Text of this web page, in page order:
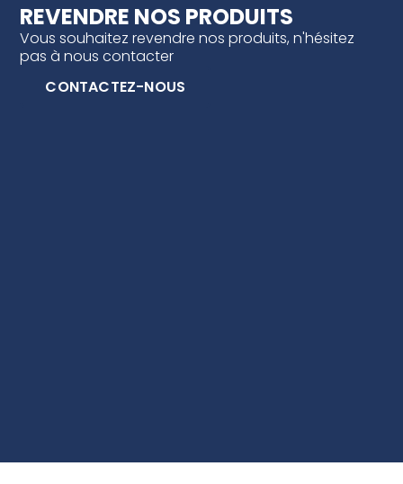
REVENDRE NOS PRODUITS
Vous souhaitez revendre nos produits, n'hésitez
pas à nous contacter
CONTACTEZ-NOUS